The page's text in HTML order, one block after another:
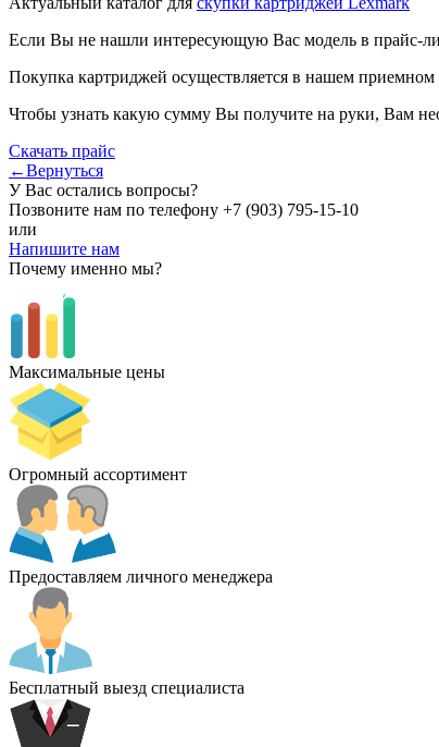
Если Вы не нашли интересующую Вас модель в прайс-
Покупка картриджей осуществляется в нашем
Чтобы узнать какую сумму Вы получите на руки, Вам
Скачать прайс
←Вернуться
У Вас остались вопросы?
Позвоните нам по телефону +7 (903) 795-15-10
или
Напишите нам
Почему именно мы?
Максимальные цены
Огромный ассортимент
Предоставляем личного менеджера
Бесплатный выезд специалиста